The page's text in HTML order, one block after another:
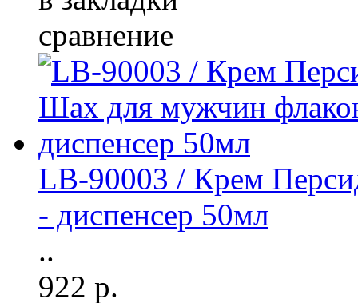
сравнение
LB-90003 / Крем
- диспенсер 50мл
..
922 р.